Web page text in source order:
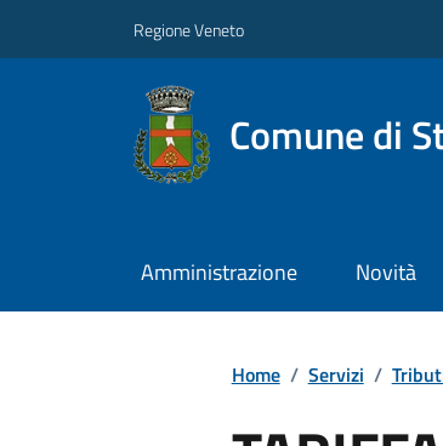
Regione Veneto
Comune di
Amministrazione Novità
Home / Servizi /